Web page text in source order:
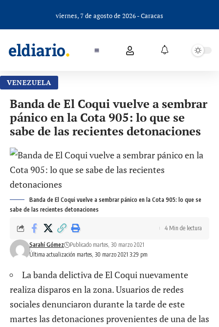
viernes, 7 de agosto de 2026 - Caracas
VENEZUELA
Banda de El Coqui vuelve a sembrar
pánico en la Cota 905: lo que se
sabe de las recientes detonaciones
Banda de El Coqui vuelve a sembrar pánico en la Cota 905: lo que se
sabe de las recientes detonaciones
Última actualización martes, 30 marzo 2021 3:29 pm
Sarahí Gómez Publicado martes, 30 marzo 2021
4 Min de lectura
La banda delictiva de El Coqui nuevamente
realiza disparos en la zona. Usuarios de redes
sociales denunciaron durante la tarde de este
martes las detonaciones provenientes de una de las